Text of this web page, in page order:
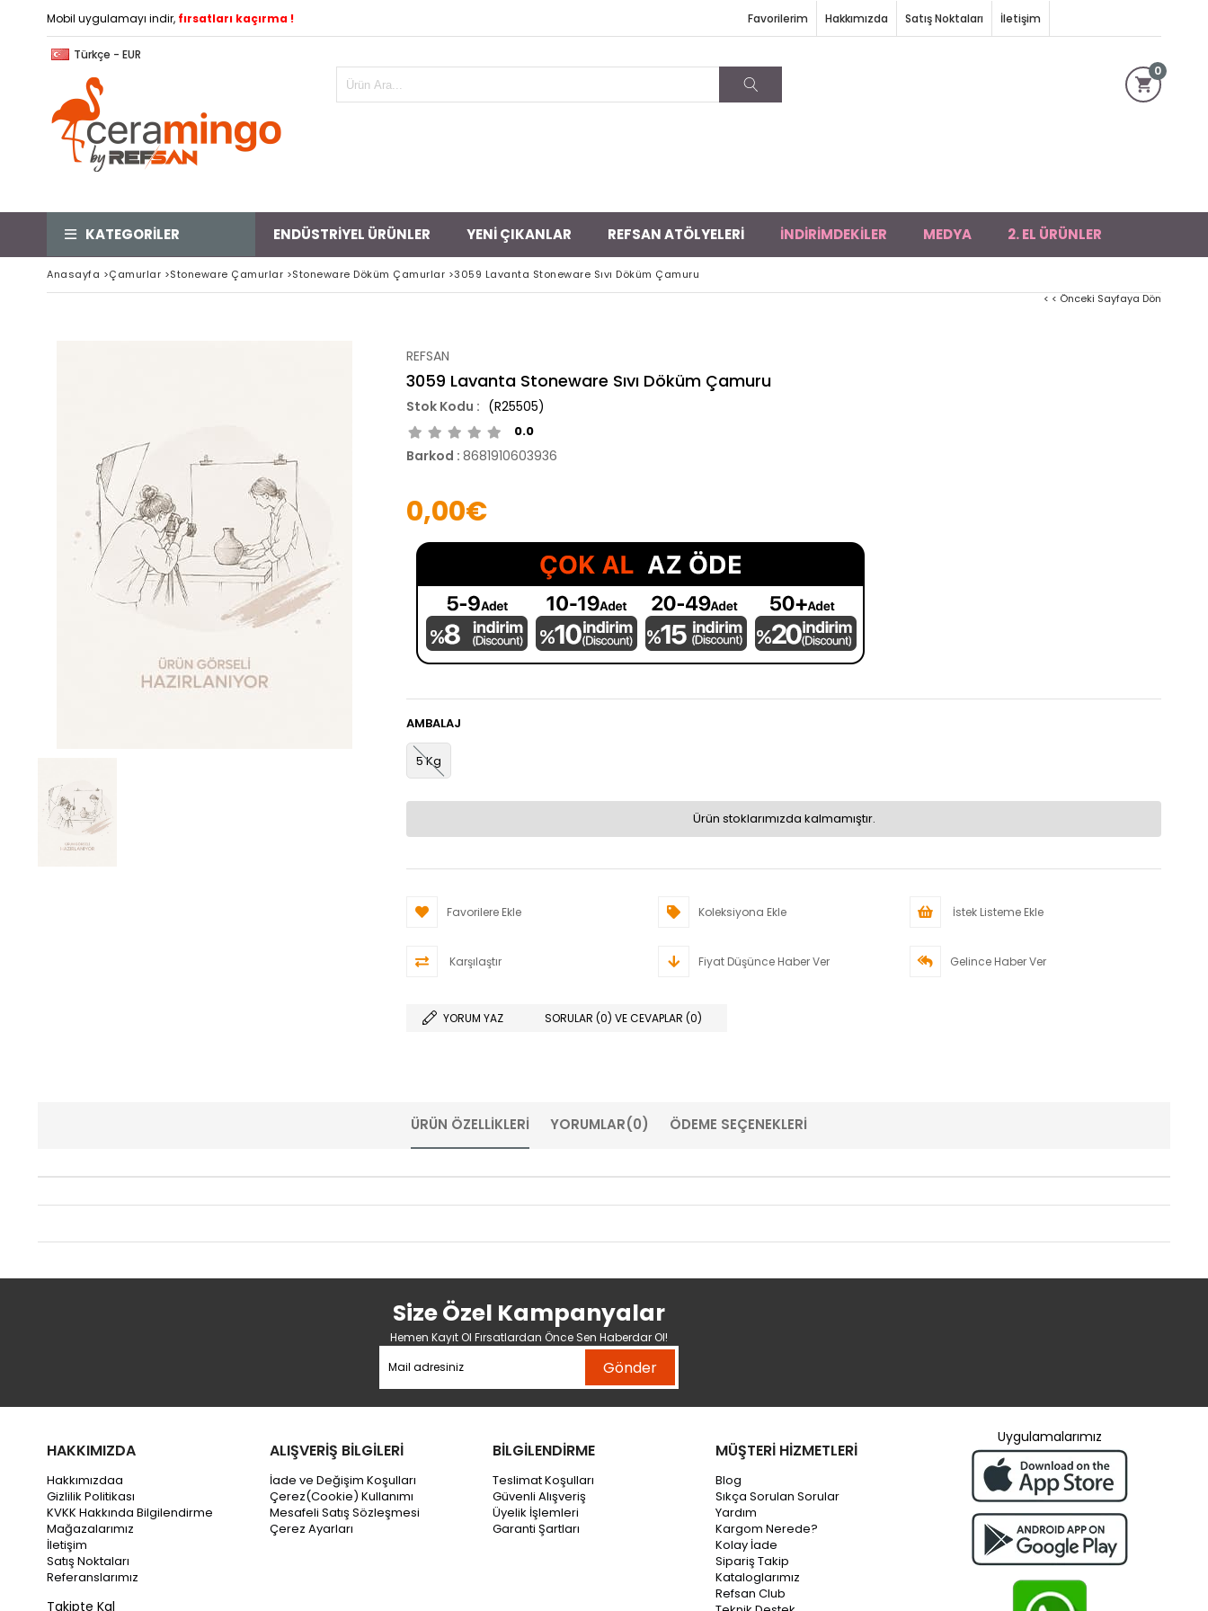
Mobil uygulamayı indir, fırsatları kaçırma ! Hakkımızda Satış Noktaları İletişim
Favorilerim
Türkçe - EUR
0
KATEGORİLER ENDÜSTRİYEL ÜRÜNLER YENİ ÇIKANLAR REFSAN ATÖLYELERİ İNDİRİMDEKİLER MEDYA 2. EL ÜRÜNLER
Anasayfa >Çamurlar >Stoneware Çamurlar >Stoneware Döküm Çamurlar >3059 Lavanta Stoneware Sıvı Döküm Çamuru
< < Önceki Sayfaya Dön
REFSAN
3059 Lavanta Stoneware Sıvı Döküm Çamuru
(R25505)
0.0
Barkod : 8681910603936
0,00€
AMBALAJ
5 Kg
Ürün stoklarımızda kalmamıştır.
Favorilere Ekle Koleksiyona Ekle İstek Listeme Ekle
Karşılaştır Fiyat Düşünce Haber Ver Gelince Haber Ver
YORUM YAZ SORULAR (0) VE CEVAPLAR (0)
ÜRÜN ÖZELLIKLERI YORUMLAR(0) ÖDEME SEÇENEKLERI
Size Özel Kampanyalar
Hemen Kayıt Ol Fırsatlardan Önce Sen Haberdar Ol!
Gönder
HAKKIMIZDA
Hakkımızdaa
Gizlilik Politikası
KVKK Hakkında Bilgilendirme
Mağazalarımız
İletişim
Satış Noktaları
Referanslarımız
Takipte Kal
ALIŞVERİŞ BİLGİLERİ
İade ve Değişim Koşulları
Çerez(Cookie) Kullanımı
Mesafeli Satış Sözleşmesi
Çerez Ayarları
BİLGİLENDİRME
Teslimat Koşulları
Güvenli Alışveriş
Üyelik İşlemleri
Garanti Şartları
MÜŞTERİ HİZMETLERİ
Blog
Sıkça Sorulan Sorular
Yardım
Kargom Nerede?
Kolay İade
Sipariş Takip
Kataloglarımız
Refsan Club
Uygulamalarımız